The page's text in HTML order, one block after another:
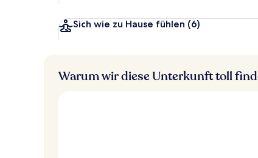
Sich wie zu Hause fühlen (6)
Warum wir diese Unterkunft toll